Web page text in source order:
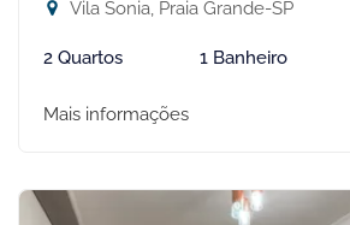
Vila Sonia, Praia Grande-SP
2 Quartos 1 Banheiro
Mais informações